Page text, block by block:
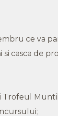
ce va
casca de
Trofeul